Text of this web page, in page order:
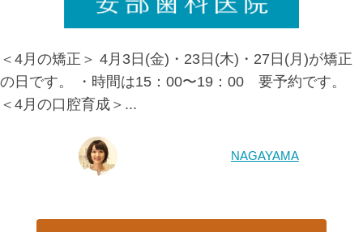
＜4月の矯正＞ 4月3日(金)・23日(木)・27日(月)が矯正
の日です。 ・時間は15：00〜19：00 要予約です。
＜4月の口腔育成＞...
NAGAYAMA